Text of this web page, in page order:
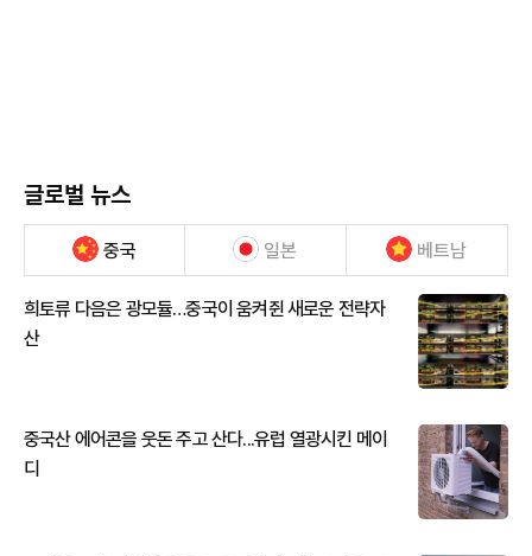
글로벌 뉴스
중국 일본 베트남
희토류 다음은 광모듈…중국이 움켜쥔 새로운 전략자
산
중국산 에어콘을 웃돈 주고 산다...유럽 열광시킨 메이
디